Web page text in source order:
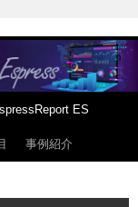
ES
事例紹介